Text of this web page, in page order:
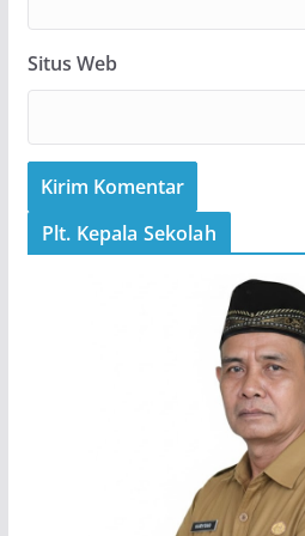
Situs Web
Plt. Kepala Sekolah